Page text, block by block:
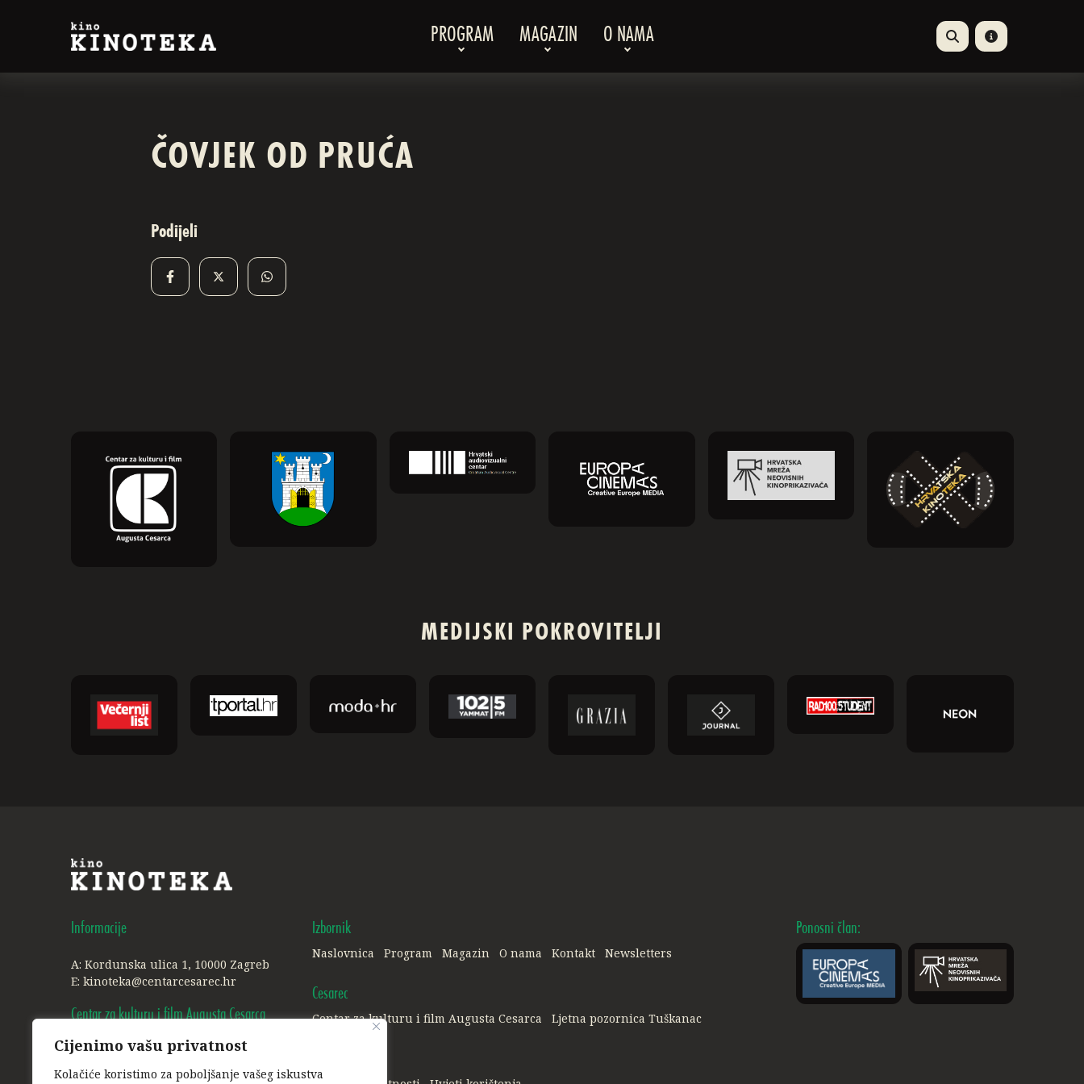
Cijenimo vašu privatnost
Kolačiće koristimo za poboljšanje vašeg iskustva
PROGRAM MAGAZIN O NAMA
ČOVJEK OD PRUĆA
Podijeli
MEDIJSKI POKROVITELJI
Informacije
A: Kordunska ulica 1, 10000 Zagreb
E: kinoteka@centarcesarec.hr
Centar za kulturu i film Augusta Cesarca
A: Ilica 227, 1. i 3. kat, 10000 Zagreb
E:info@centarcesarec.hr
Izbornik
Naslovnica Program Magazin O nama Kontakt Newsletters
Cesarec
Centar za kulturu i film Augusta Cesarca Ljetna pozornica Tuškanac
Ponosni član: